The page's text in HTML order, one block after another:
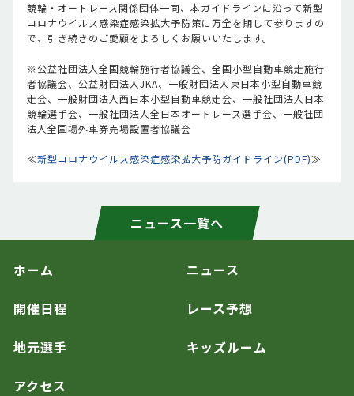
競輪・オートレース関係団体一同、本ガイドラインに沿って新型
コロナウイルス感染症感染拡大予防策に万全を期して参りますの
で、引き続きのご愛顧をよろしくお願いいたします。
※公益社団法人全国競輪施行者協議会、全国小型自動車競走施行
者協議会、公益財団法人JKA、一般財団法人東日本小型自動車競
走会、一般財団法人西日本小型自動車競走会、一般社団法人日本
競輪選手会、一般社団法人全日本オートレース選手会、一般社団
法人全国場外車券売場設置者協議会
≪新型コロナウイルス感染症感染拡大予防ガイドライン(PDF)≫
ニュース一覧へ
ホーム ニュース
開催日程 レース予想
地元選手 キッズルーム
アクセス